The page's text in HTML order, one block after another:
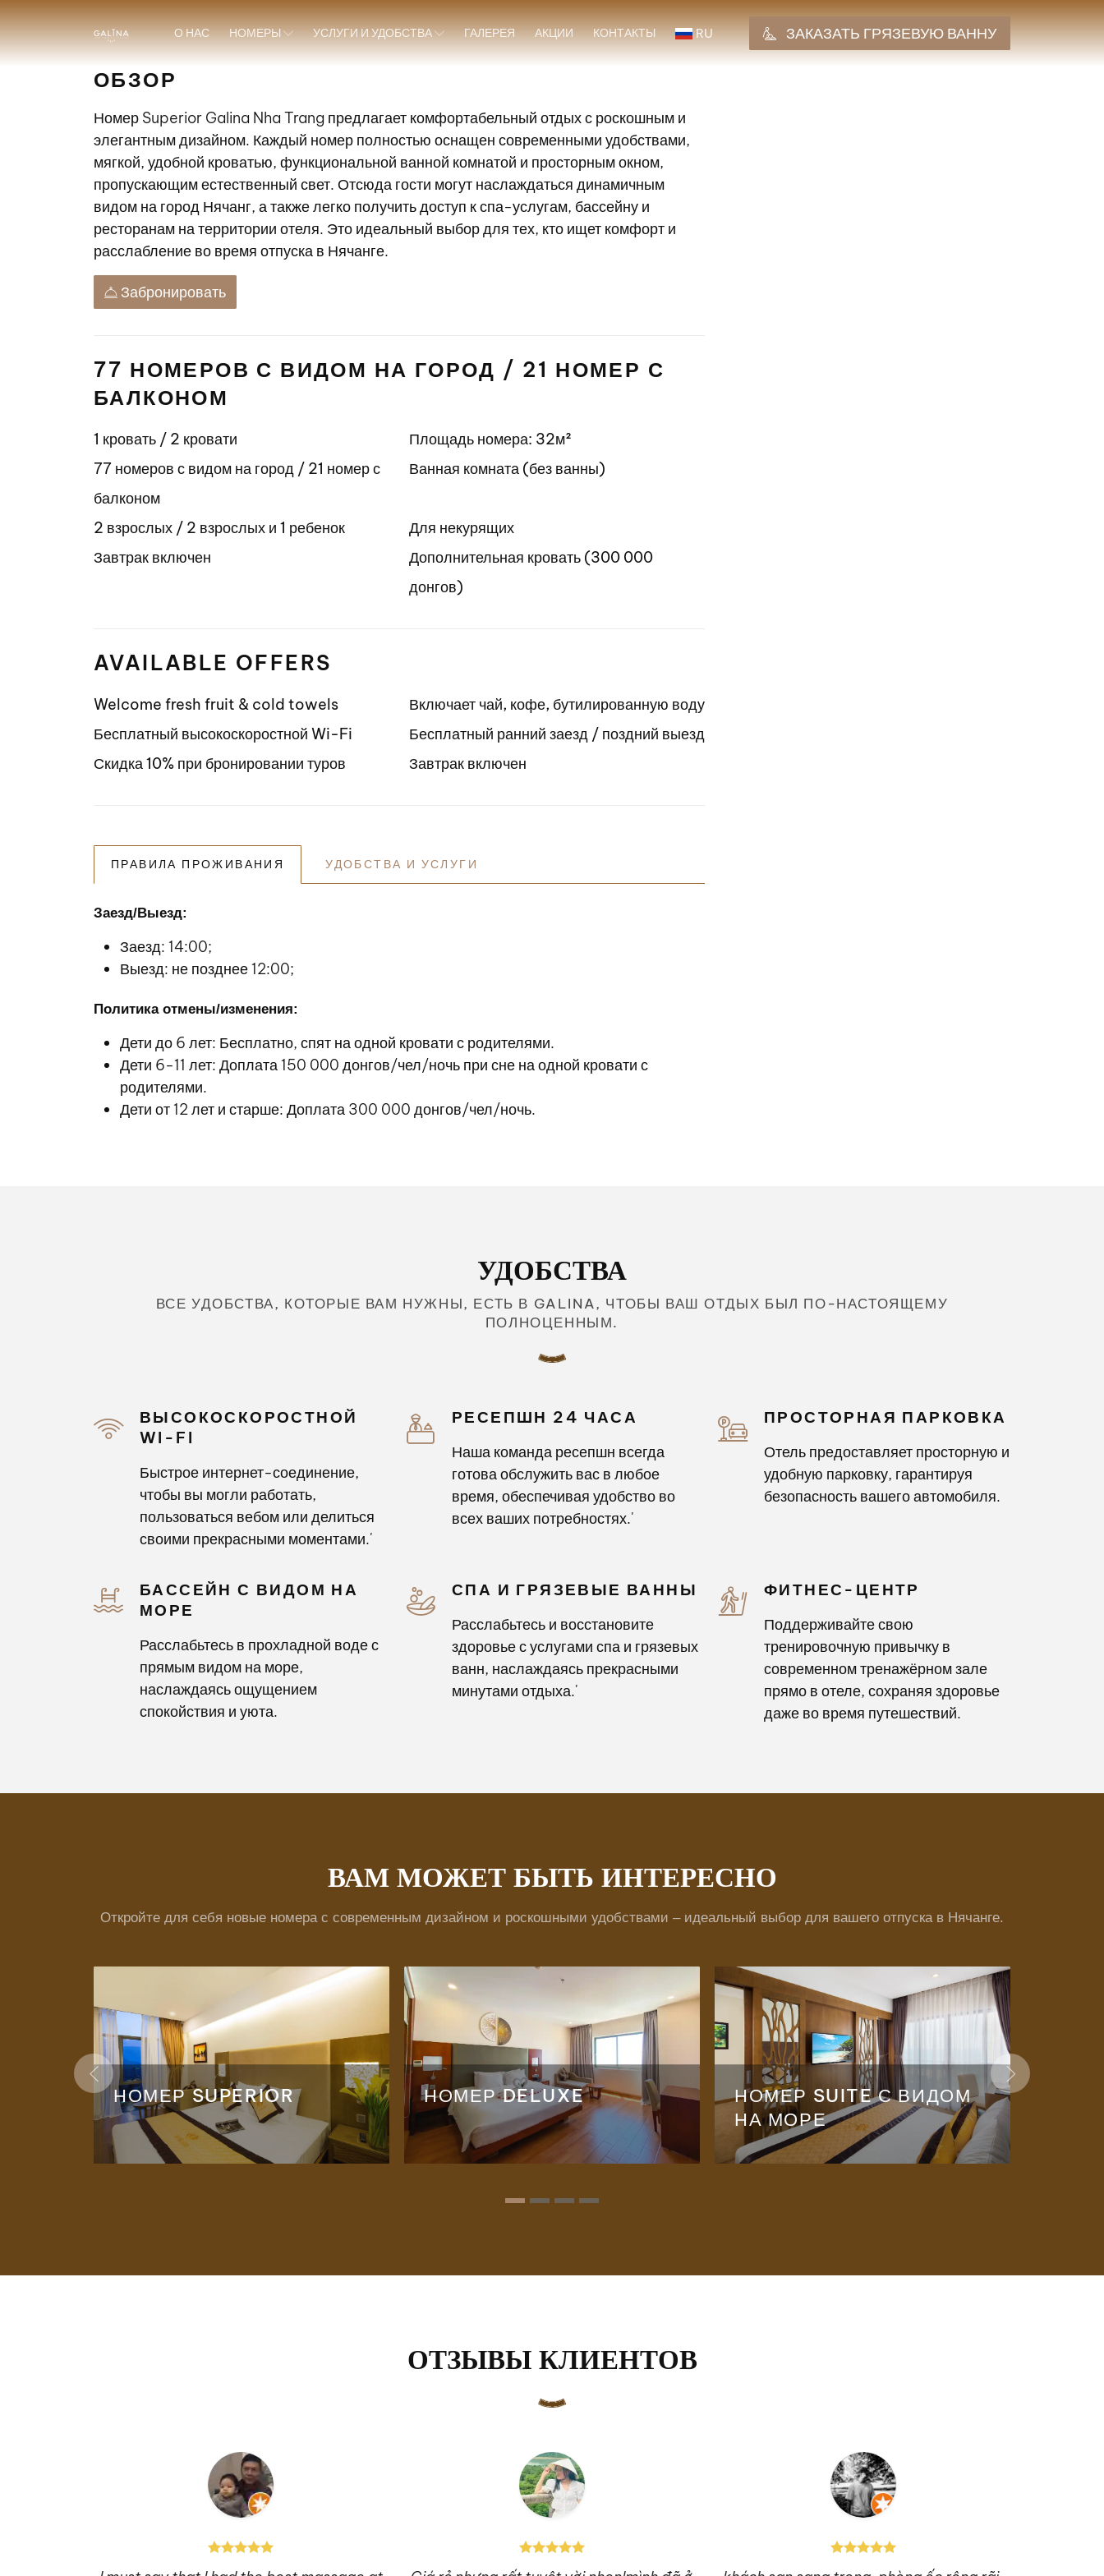
О НАС НОМЕРЫ УСЛУГИ И УДОБСТВА ГАЛЕРЕЯ АКЦИИ КОНТАКТЫ RU ЗАКАЗАТЬ ГРЯЗЕВУЮ ВАННУ
ОБЗОР
Номер Superior Galina Nha Trang предлагает комфортабельный отдых с роскошным и
элегантным дизайном. Каждый номер полностью оснащен современными удобствами,
мягкой, удобной кроватью, функциональной ванной комнатой и просторным окном,
пропускающим естественный свет. Отсюда гости могут наслаждаться динамичным
видом на город Нячанг, а также легко получить доступ к спа-услугам, бассейну и
ресторанам на территории отеля. Это идеальный выбор для тех, кто ищет комфорт и
расслабление во время отпуска в Нячанге.
Забронировать
77 НОМЕРОВ С ВИДОМ НА ГОРОД / 21 НОМЕР С
БАЛКОНОМ
1 кровать / 2 кровати
Площадь номера: 32м²
77 номеров с видом на город / 21 номер с
балконом
Ванная комната (без ванны)
2 взрослых / 2 взрослых и 1 ребенок
Для некурящих
Завтрак включен
Дополнительная кровать (300 000
донгов)
AVAILABLE OFFERS
Welcome fresh fruit & cold towels
Включает чай, кофе, бутилированную воду
Бесплатный высокоскоростной Wi-Fi
Бесплатный ранний заезд / поздний выезд
Скидка 10% при бронировании туров
Завтрак включен
ПРАВИЛА ПРОЖИВАНИЯ УДОБСТВА И УСЛУГИ
Заезд/Выезд:
Заезд: 14:00;
Выезд: не позднее 12:00;
Политика отмены/изменения:
Дети до 6 лет: Бесплатно, спят на одной кровати с родителями.
Дети 6-11 лет: Доплата 150 000 донгов/чел/ночь при сне на одной кровати с
родителями.
Дети от 12 лет и старше: Доплата 300 000 донгов/чел/ночь.
УДОБСТВА
ВСЕ УДОБСТВА, КОТОРЫЕ ВАМ НУЖНЫ, ЕСТЬ В GALINA, ЧТОБЫ ВАШ ОТДЫХ БЫЛ ПО-НАСТОЯЩЕМУ
ПОЛНОЦЕННЫМ.
ВЫСОКОСКОРОСТНОЙ
WI-FI
Быстрое интернет-соединение,
чтобы вы могли работать,
пользоваться вебом или делиться
своими прекрасными моментами.'
РЕСЕПШН 24 ЧАСА
Наша команда ресепшн всегда
готова обслужить вас в любое
время, обеспечивая удобство во
всех ваших потребностях.'
ПРОСТОРНАЯ ПАРКОВКА
Отель предоставляет просторную и
удобную парковку, гарантируя
безопасность вашего автомобиля.
БАССЕЙН С ВИДОМ НА
МОРЕ
Расслабьтесь в прохладной воде с
прямым видом на море,
наслаждаясь ощущением
спокойствия и уюта.
СПА И ГРЯЗЕВЫЕ ВАННЫ
Расслабьтесь и восстановите
здоровье с услугами спа и грязевых
ванн, наслаждаясь прекрасными
минутами отдыха.'
ФИТНЕС-ЦЕНТР
Поддерживайте свою
тренировочную привычку в
современном тренажёрном зале
прямо в отеле, сохраняя здоровье
даже во время путешествий.
ВАМ МОЖЕТ БЫТЬ ИНТЕРЕСНО
Откройте для себя новые номера с современным дизайном и роскошными удобствами – идеальный выбор для вашего отпуска в Нячанге.
НОМЕР SUPERIOR НОМЕР DELUXE
НОМЕР SUITE С ВИДОМ
НА МОРЕ
ОТЗЫВЫ КЛИЕНТОВ